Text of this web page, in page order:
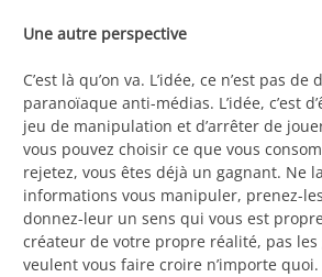
Une autre perspective
C’est là qu’on va. L’idée, ce n’est pas de
paranoïaque anti-médias. L’idée, c’est
jeu de manipulation et d’arrêter de
vous pouvez choisir ce que vous
rejetez, vous êtes déjà un gagnant. Ne
informations vous manipuler, prenez-
donnez-leur un sens qui vous est
créateur de votre propre réalité, pas
veulent vous faire croire n’importe quoi.